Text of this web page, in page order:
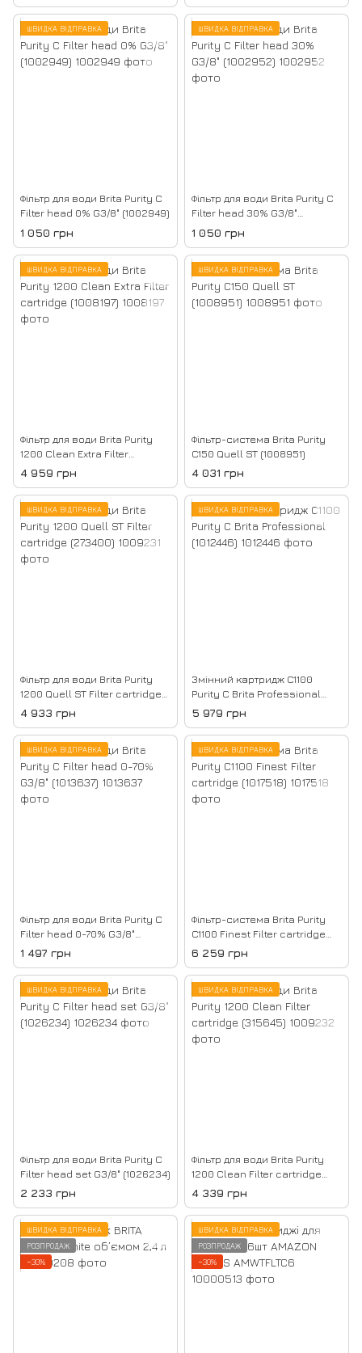
ШВИДКА ВІДПРАВКА
Фільтр для води Brita Purity C
Filter head 0% G3/8" (1002949)
1 050 грн
ШВИДКА ВІДПРАВКА
Фільтр для води Brita Purity C
Filter head 30% G3/8"
(1002952)
1 050 грн
ШВИДКА ВІДПРАВКА
Фільтр для води Brita Purity
1200 Clean Extra Filter
cartridge (1008197)
4 959 грн
ШВИДКА ВІДПРАВКА
Фільтр-система Brita Purity
C150 Quell ST (1008951)
4 031 грн
ШВИДКА ВІДПРАВКА
Фільтр для води Brita Purity
1200 Quell ST Filter cartridge
(273400)
4 933 грн
ШВИДКА ВІДПРАВКА
Змінний картридж C1100
Purity C Brita Professional
(1012446)
5 979 грн
ШВИДКА ВІДПРАВКА
Фільтр для води Brita Purity C
Filter head 0-70% G3/8"
(1013637)
1 497 грн
ШВИДКА ВІДПРАВКА
Фільтр-система Brita Purity
C1100 Finest Filter cartridge
(1017518)
6 259 грн
ШВИДКА ВІДПРАВКА
Фільтр для води Brita Purity C
Filter head set G3/8" (1026234)
2 233 грн
ШВИДКА ВІДПРАВКА
Фільтр для води Brita Purity
1200 Clean Filter cartridge
(315645)
4 339 грн
ШВИДКА ВІДПРАВКА
РОЗПРОДАЖ
−30%
ШВИДКА ВІДПРАВКА
РОЗПРОДАЖ
−30%